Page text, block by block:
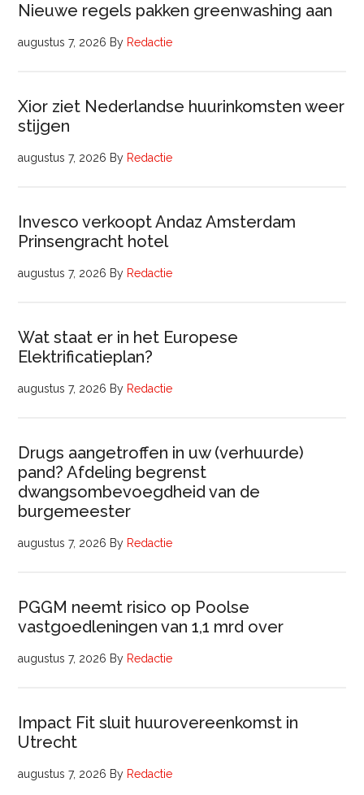
Nieuwe regels pakken greenwashing aan
augustus 7, 2026 By Redactie
Xior ziet Nederlandse huurinkomsten weer
stijgen
augustus 7, 2026 By Redactie
Invesco verkoopt Andaz Amsterdam
Prinsengracht hotel
augustus 7, 2026 By Redactie
Wat staat er in het Europese
Elektrificatieplan?
augustus 7, 2026 By Redactie
Drugs aangetroffen in uw (verhuurde)
pand? Afdeling begrenst
dwangsombevoegdheid van de
burgemeester
augustus 7, 2026 By Redactie
PGGM neemt risico op Poolse
vastgoedleningen van 1,1 mrd over
augustus 7, 2026 By Redactie
Impact Fit sluit huurovereenkomst in
Utrecht
augustus 7, 2026 By Redactie